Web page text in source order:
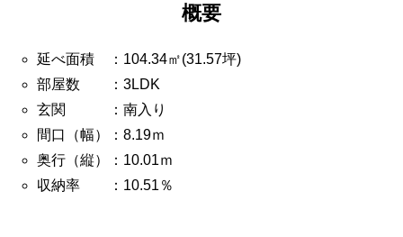
概要
延べ面積 ：104.34㎡(31.57坪)
部屋数 ：3LDK
玄関 ：南入り
間口（幅）：8.19ｍ
奥行（縦）：10.01ｍ
収納率 ：10.51％